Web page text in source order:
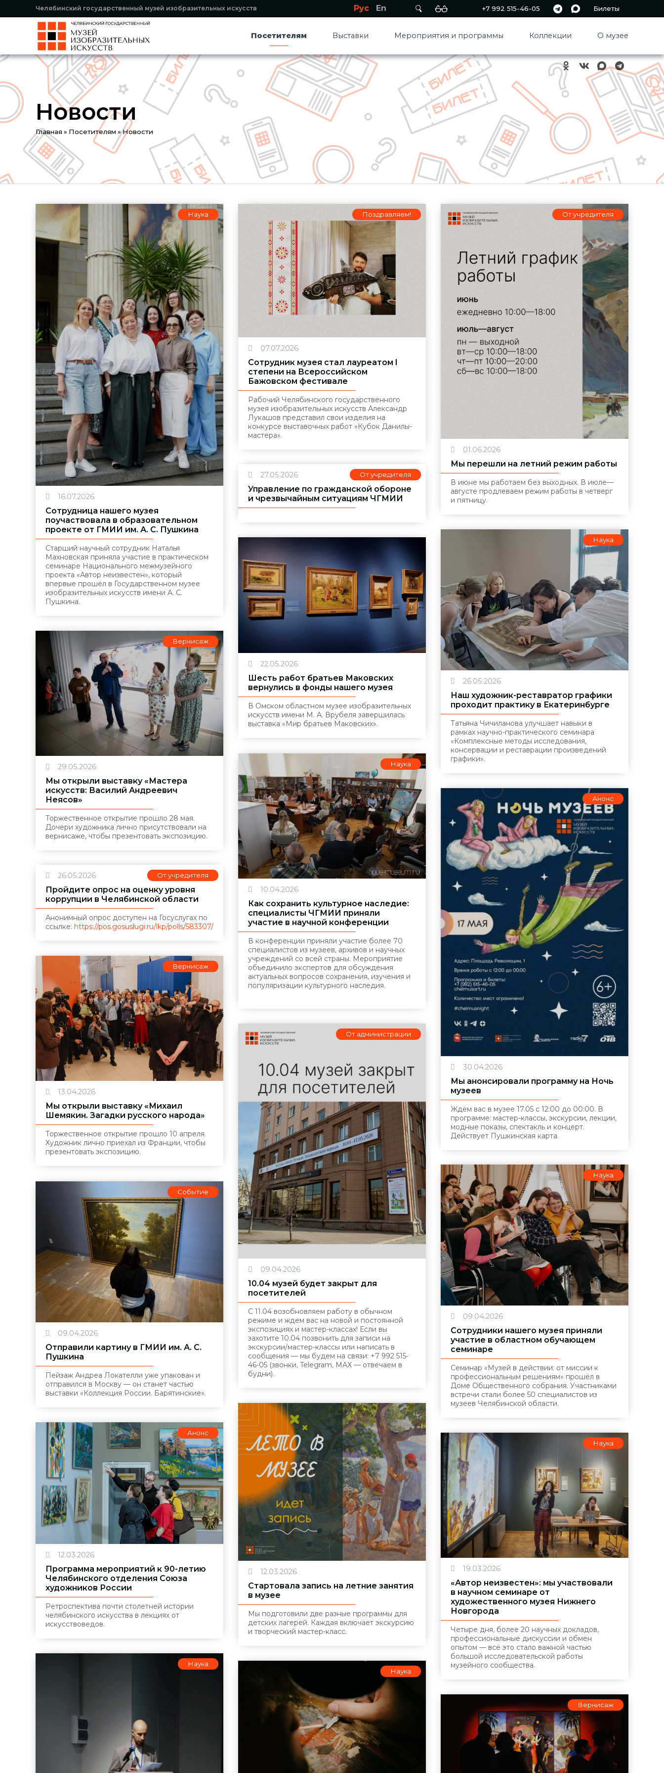
Челябинский государственный музей изобразительных искусств +7 992 515-46-05 Билеты
Рус En
Посетителям Выставки Мероприятия и программы Коллекции О музее
Новости
Вы
здесь
Главная » Посетителям »Новости
Наука
16.07.2026
Сотрудница нашего музея
поучаствовала в образовательном
проекте от ГМИИ им. А. С. Пушкина
Старший научный сотрудник Наталья
Махновская приняла участие в практическом
семинаре Национального межмузейного
проекта «Автор неизвестен», который
впервые прошёл в Государственном музее
изобразительных искусств имени А. С.
Пушкина.
Поздравляем!
07.07.2026
Сотрудник музея стал лауреатом I
степени на Всероссийском
Бажовском фестивале
Рабочий Челябинского государственного
музея изобразительных искусств Александр
Лукашов представил свои изделия на
конкурсе выставочных работ «Кубок Данилы-
мастера».
От учредителя
01.06.2026
Мы перешли на летний режим работы
В июне мы работаем без выходных. В июле—
августе продлеваем режим работы в четверг
и пятницу.
Вернисаж
29.05.2026
Мы открыли выставку «Мастера
искусств: Василий Андреевич
Неясов»
Торжественное открытие прошло 28 мая.
Дочери художника лично присутствовали на
вернисаже, чтобы презентовать экспозицию.
От учредителя
27.05.2026
Управление по гражданской обороне
и чрезвычайным ситуациям ЧГМИИ
Наука
26.05.2026
Наш художник-реставратор графики
проходит практику в Екатеринбурге
Татьяна Чичиланова улучшает навыки в
рамках научно-практического семинара
«Комплексные методы исследования,
консервации и реставрации произведений
графики».
От учредителя
26.05.2026
Пройдите опрос на оценку уровня
коррупции в Челябинской области
Анонимный опрос доступен на Госуслугах по
ссылке: https://pos.gosuslugi.ru/lkp/polls/583307/
22.05.2026
Шесть работ братьев Маковских
вернулись в фонды нашего музея
В Омском областном музее изобразительных
искусств имени М. А. Врубеля завершилась
выставка «Мир братьев Маковских».
Анонс
30.04.2026
Мы анонсировали программу на Ночь
музеев
Ждём вас в музее 17.05 с 12:00 до 00:00. В
программе: мастер-классы, экскурсии, лекции,
модные показы, спектакль и концерт.
Действует Пушкинская карта.
Вернисаж
13.04.2026
Мы открыли выставку «Михаил
Шемякин. Загадки русского народа»
Торжественное открытие прошло 10 апреля.
Художник лично приехал из Франции, чтобы
презентовать экспозицию.
Наука
10.04.2026
Как сохранить культурное наследие:
специалисты ЧГМИИ приняли
участие в научной конференции
В конференции приняли участие более 70
специалистов из музеев, архивов и научных
учреждений со всей страны. Мероприятие
объединило экспертов для обсуждения
актуальных вопросов сохранения, изучения и
популяризации культурного наследия.
Наука
09.04.2026
Сотрудники нашего музея приняли
участие в областном обучающем
семинаре
Семинар «Музей в действии: от миссии к
профессиональным решениям» прошёл в
Доме Общественного собрания. Участниками
встречи стали более 50 специалистов из
музеев Челябинской области.
Событие
09.04.2026
Отправили картину в ГМИИ им. А. С.
Пушкина
Пейзаж Андреа Локателли уже упакован и
отправился в Москву — он станет частью
выставки «Коллекция России. Барятинские».
От администрации
09.04.2026
10.04 музей будет закрыт для
посетителей
С 11.04 возобновляем работу в обычном
режиме и ждем вас на новой и постоянной
экспозициях и мастер-классах! Если вы
захотите 10.04 позвонить для записи на
экскурсии/мастер-классы или написать в
сообщения — мы будем на связи: +7 992 515-
46-05 (звонки, Telegram, MAX — отвечаем в
будни).
Наука
19.03.2026
«Автор неизвестен»: мы участвовали
в научном семинаре от
художественного музея Нижнего
Новгорода
Четыре дня, более 20 научных докладов,
профессиональные дискуссии и обмен
опытом — всё это стало важной частью
большой исследовательской работы
музейного сообщества.
Анонс
12.03.2026
Программа мероприятий к 90-летию
Челябинского отделения Союза
художников России
Ретроспектива почти столетней истории
челябинского искусства в лекциях от
искусствоведов.
12.03.2026
Стартовала запись на летние занятия
в музее
Мы подготовили две разные программы для
детских лагерей. Каждая включает экскурсию
и творческий мастер-класс.
Вернисаж
Наука
Наука